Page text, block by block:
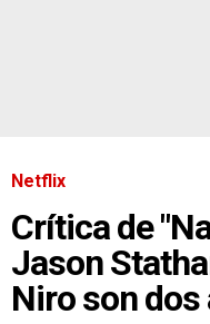
Netflix
Crítica de
Jason
Niro son